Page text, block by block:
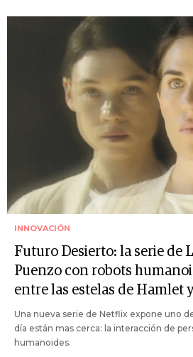
INNOVACIÓN
Futuro Desierto: la serie de
Puenzo con robots
entre las estelas de Hamlet
Una nueva serie de Netflix expone uno
día están mas cerca: la interacción de
humanoides.